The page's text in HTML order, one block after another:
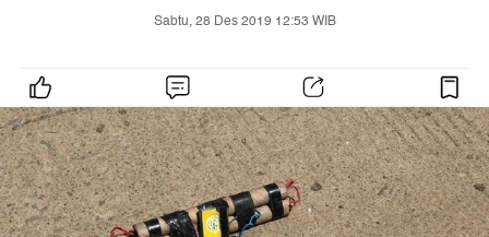
Sabtu, 28 Des 2019 12:53 WIB